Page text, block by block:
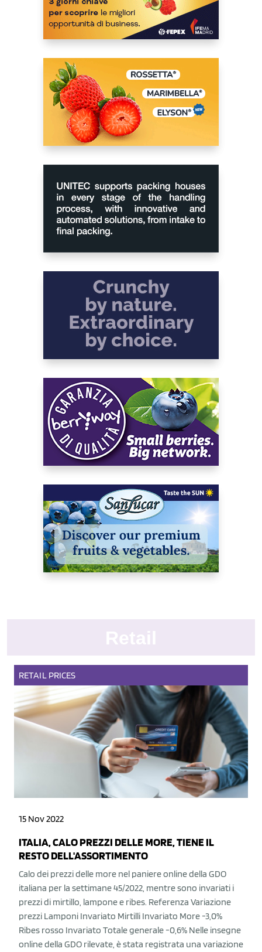
RETAIL PRICES
15 Nov 2022
ITALIA, CALO PREZZI DELLE MORE, TIENE IL
RESTO DELL'ASSORTIMENTO
Calo dei prezzi delle more nel paniere online della GDO
italiana per la settimane 45/2022, mentre sono invariati i
prezzi di mirtillo, lampone e ribes. Referenza Variazione
prezzi Lamponi Invariato Mirtilli Invariato More -3,0%
Ribes rosso Invariato Totale generale -0,6% Nelle insegne
online della GDO rilevate, è stata registrata una variazione